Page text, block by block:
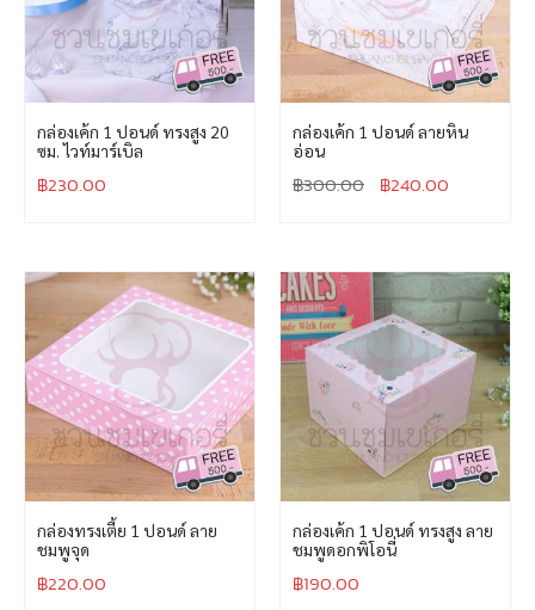
กล่องเค้ก 1 ปอนด์ ทรงสูง 20
ซม. ไวท์มาร์เบิล
฿230.00
กล่องเค้ก 1 ปอนด์ ลายหิน
อ่อน
฿300.00 ฿240.00
กล่องทรงเตี้ย 1 ปอนด์ ลาย
ชมพูจุด
฿220.00
กล่องเค้ก 1 ปอนด์ ทรงสูง ลาย
ชมพูดอกพิโอนี่
฿190.00